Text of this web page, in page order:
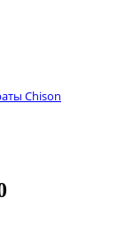
Chison